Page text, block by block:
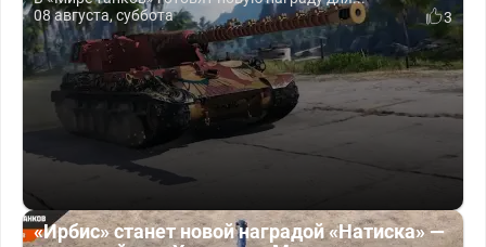
08 августа, суббота
3
«Ирбис» станет новой наградой «Натиска» —